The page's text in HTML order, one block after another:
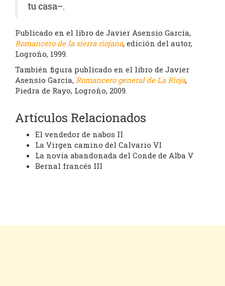
tu casa–.
Publicado en el libro de Javier Asensio García,
Romancero de la sierra riojana, edición del autor,
Logroño, 1999.
También figura publicado en el libro de Javier
Asensio García, Romancero general de La Rioja,
Piedra de Rayo, Logroño, 2009.
Artículos Relacionados
El vendedor de nabos II
La Virgen camino del Calvario VI
La novia abandonada del Conde de Alba V
Bernal francés III